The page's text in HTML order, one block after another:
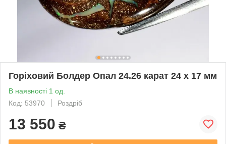
Горіховий Болдер Опал 24.26 карат 24 х 17 мм
В наявності 1 од.
Код: 53970
Роздріб
13 550 ₴